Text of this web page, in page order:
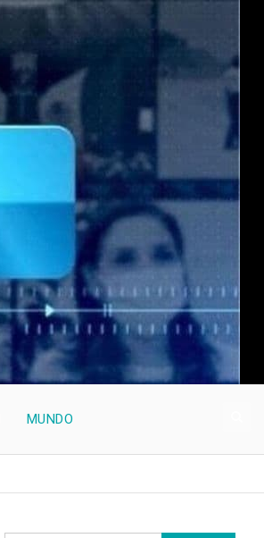
MUNDO